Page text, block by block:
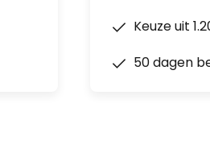
Keuze uit
50 dagen